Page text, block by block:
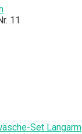
11
Set Langarm